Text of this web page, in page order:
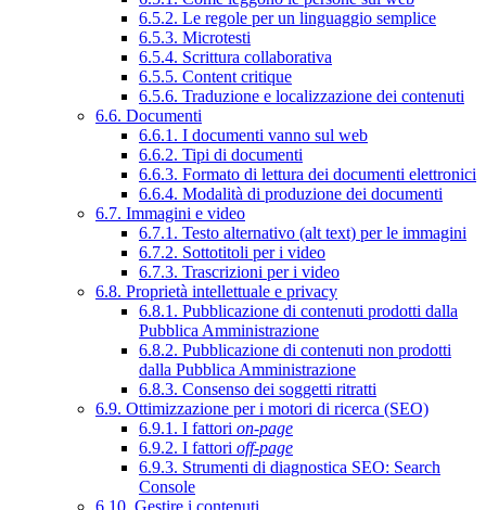
6.5.2. Le regole per un linguaggio semplice
6.5.3. Microtesti
6.5.4. Scrittura collaborativa
6.5.5. Content critique
6.5.6. Traduzione e localizzazione dei contenuti
6.6. Documenti
6.6.1. I documenti vanno sul web
6.6.2. Tipi di documenti
6.6.3. Formato di lettura dei documenti elettronici
6.6.4. Modalità di produzione dei documenti
6.7. Immagini e video
6.7.1. Testo alternativo (alt text) per le immagini
6.7.2. Sottotitoli per i video
6.7.3. Trascrizioni per i video
6.8. Proprietà intellettuale e privacy
6.8.1. Pubblicazione di contenuti prodotti dalla
Pubblica Amministrazione
6.8.2. Pubblicazione di contenuti non prodotti
dalla Pubblica Amministrazione
6.8.3. Consenso dei soggetti ritratti
6.9. Ottimizzazione per i motori di ricerca (SEO)
6.9.1. I fattori on-page
6.9.2. I fattori off-page
6.9.3. Strumenti di diagnostica SEO: Search
Console
6.10. Gestire i contenuti